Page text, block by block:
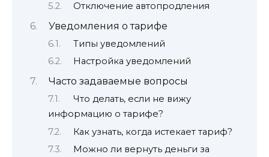
Отключение автопродления
Уведомления о тарифе
Типы уведомлений
Настройка уведомлений
Часто задаваемые вопросы
Что делать, если не вижу
информацию о тарифе?
Как узнать, когда истекает тариф?
Можно ли вернуть деньги за